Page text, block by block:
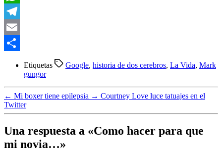
WhatsApp
Telegram
Email
Etiquetas Google, historia de dos cerebros, La Vida, Mark
gungor
← Mi boxer tiene epilepsia → Courtney Love luce tatuajes en el
Twitter
Una respuesta a «Como hacer para que
mi novia…»